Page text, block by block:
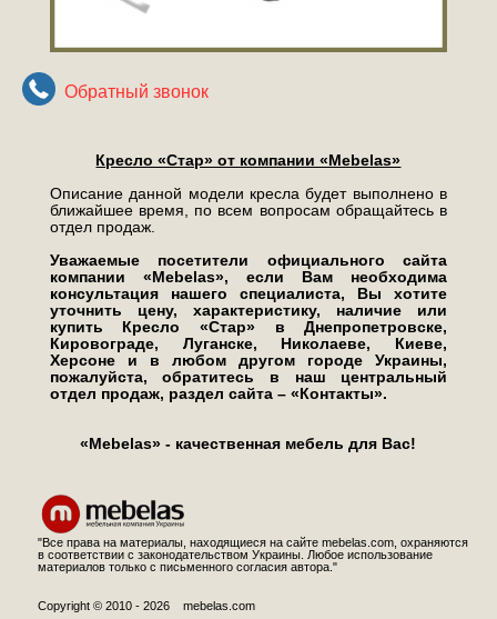
Обратный звонок
Кресло «Стар» от компании «Mebelas»
Описание данной модели кресла будет выполнено в
ближайшее время, по всем вопросам обращайтесь в
отдел продаж.
Уважаемые посетители официального сайта
компании «Mebelas», если Вам необходима
консультация нашего специалиста, Вы хотите
уточнить цену, характеристику, наличие или
купить Кресло «Стар» в Днепропетровске,
Кировограде, Луганске, Николаеве, Киеве,
Херсоне и в любом другом городе Украины,
пожалуйста, обратитесь в наш центральный
отдел продаж, раздел сайта – «Контакты».
«Mebelas» - качественная мебель для Вас!
"Все права на материалы, находящиеся на сайте mebelas.com, охраняются
в соответствии с законодательством Украины. Любое использование
материалов только с письменного согласия автора."
Copyright © 2010 - 2026 mebelas.com